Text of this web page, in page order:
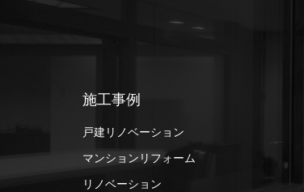
施工事例
戸建リノベーション
マンションリフォーム
リノベーション